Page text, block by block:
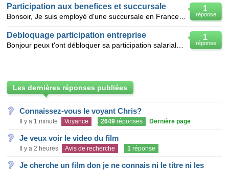
1
réponse
Participation aux benefices et succursale
1
réponse
Debloquage participation entreprise
Les dernières réponses publiées
Connaissez-vous le voyant Chris?
Il y a 1 minute Voyance 2649 réponses Dernière page
Je veux voir le video du film
Il y a 2 heures Avis de recherche 1 réponse
Je cherche un film don je ne connais ni le titre ni les